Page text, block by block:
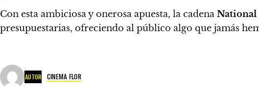
Con esta ambiciosa y onerosa apuesta, la cadena National
presupuestarias, ofreciendo al público algo que jamás
AUTOR CINEMA FLOR